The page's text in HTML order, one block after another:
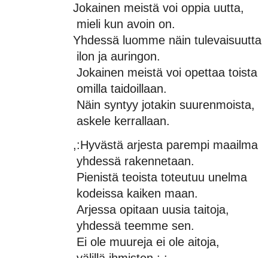
Jokainen meistä voi oppia uutta,
mieli kun avoin on.
Yhdessä luomme näin tulevaisuutta
ilon ja auringon.
Jokainen meistä voi opettaa toista
omilla taidoillaan.
Näin syntyy jotakin suurenmoista,
askele kerrallaan.
,:Hyvästä arjesta parempi maailma
yhdessä rakennetaan.
Pienistä teoista toteutuu unelma
kodeissa kaiken maan.
Arjessa opitaan uusia taitoja,
yhdessä teemme sen.
Ei ole muureja ei ole aitoja,